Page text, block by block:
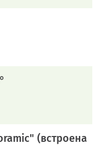
(встроена